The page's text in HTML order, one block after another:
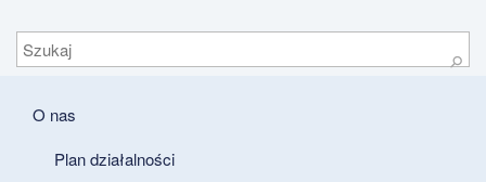
Szukaj
⚲
O nas
Plan działalności